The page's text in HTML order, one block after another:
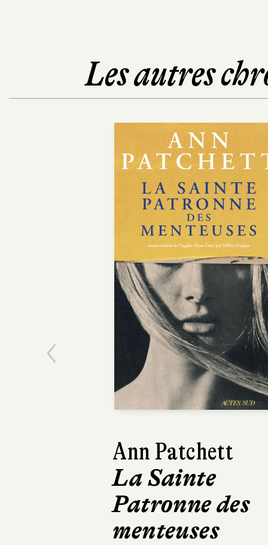
Les autres
Ann Patchett
La Sainte
Patronne des
menteuses
Kathryn
Le Calamity
Club
Robert Laffont
Previous